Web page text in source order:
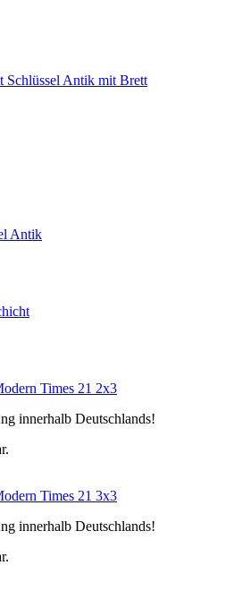
Schlüssel Antik mit Brett
Antik
Times 21 2x3
innerhalb Deutschlands!
Times 21 3x3
innerhalb Deutschlands!